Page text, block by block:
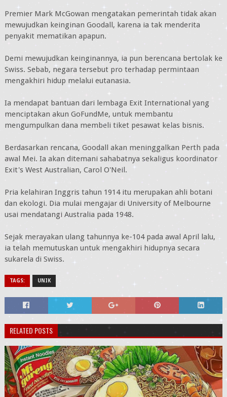
Premier Mark McGowan mengatakan pemerintah tidak akan
mewujudkan keinginan Goodall, karena ia tak menderita
penyakit mematikan apapun.
Demi mewujudkan keinginannya, ia pun berencana bertolak ke
Swiss. Sebab, negara tersebut pro terhadap permintaan
mengakhiri hidup melalui eutanasia.
Ia mendapat bantuan dari lembaga Exit International yang
menciptakan akun GoFundMe, untuk membantu
mengumpulkan dana membeli tiket pesawat kelas bisnis.
Berdasarkan rencana, Goodall akan meninggalkan Perth pada
awal Mei. Ia akan ditemani sahabatnya sekaligus koordinator
Exit's West Australian, Carol O'Neil.
Pria kelahiran Inggris tahun 1914 itu merupakan ahli botani
dan ekologi. Dia mulai mengajar di University of Melbourne
usai mendatangi Australia pada 1948.
Sejak merayakan ulang tahunnya ke-104 pada awal April lalu,
ia telah memutuskan untuk mengakhiri hidupnya secara
sukarela di Swiss.
TAGS: UNIK
RELATED POSTS